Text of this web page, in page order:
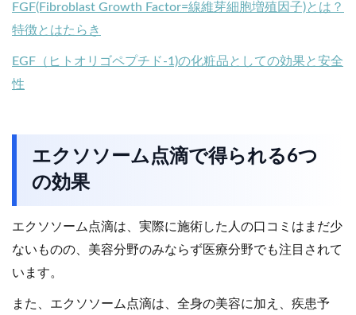
FGF(Fibroblast Growth Factor=線維芽細胞増殖因子)とは？
特徴とはたらき
EGF（ヒトオリゴペプチド-1)の化粧品としての効果と安全
性
エクソソーム点滴で得られる6つ
の効果
エクソソーム点滴は、実際に施術した人の口コミはまだ少
ないものの、美容分野のみならず医療分野でも注目されて
います。
また、エクソソーム点滴は、全身の美容に加え、疾患予